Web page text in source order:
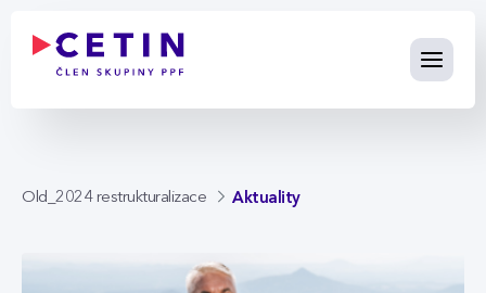
Old_2024 restrukturalizace Aktuality